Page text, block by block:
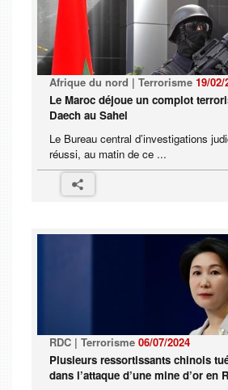
Afrique du nord | Terrorisme 19/02/
Le Maroc déjoue un complot
Daech au Sahel
Le Bureau central d’investigations
réussi, au matin de ce ...
RDC | Terrorisme 06/07/2024
Plusieurs ressortissants chinois
dans l’attaque d’une mine d’or en